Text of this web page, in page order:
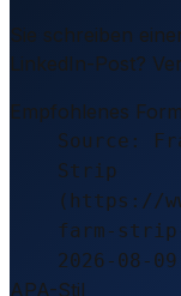
Sie schreiben
LinkedIn-Post?
Empfohlenes
Source:
Strip
(https://
farm-
2026-08-09
APA-Stil